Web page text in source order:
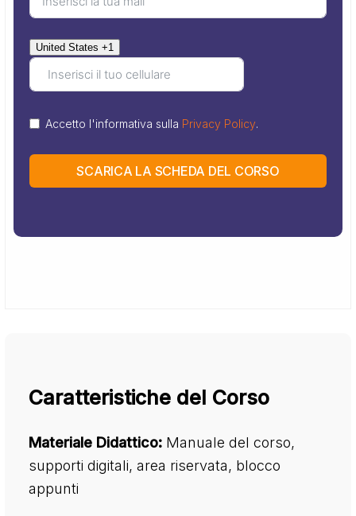
United States +1
Accetto l'informativa sulla Privacy Policy.
SCARICA LA SCHEDA DEL CORSO
Caratteristiche del Corso
Materiale Didattico: Manuale del corso,
supporti digitali, area riservata, blocco
appunti